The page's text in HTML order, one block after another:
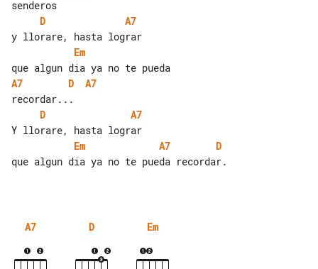
D
A7
Em
A7
D
A7
D
A7
Em
A7
D
que algun dia ya no te pueda recordar.
A7 D Em